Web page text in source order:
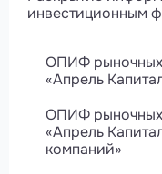
инвестиционным
ОПИФ рыночных
«Апрель
ОПИФ рыночных
«Апрель
компаний»